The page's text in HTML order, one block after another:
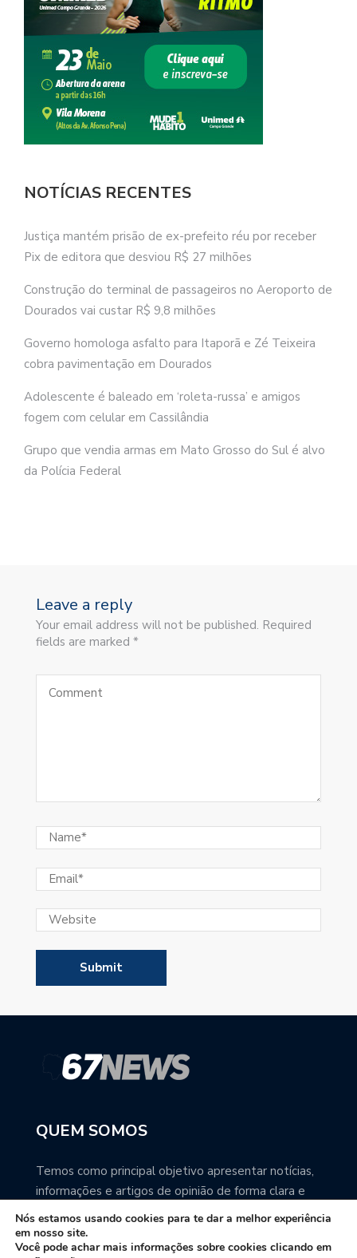
NOTÍCIAS RECENTES
Justiça mantém prisão de ex-prefeito réu por receber
Pix de editora que desviou R$ 27 milhões
Construção do terminal de passageiros no Aeroporto de
Dourados vai custar R$ 9,8 milhões
Governo homologa asfalto para Itaporã e Zé Teixeira
cobra pavimentação em Dourados
Adolescente é baleado em ‘roleta-russa’ e amigos
fogem com celular em Cassilândia
Grupo que vendia armas em Mato Grosso do Sul é alvo
da Polícia Federal
Leave a reply
Your email address will not be published. Required
fields are marked *
QUEM SOMOS
Temos como principal objetivo apresentar notícias,
informações e artigos de opinião de forma clara e
precisa. Você pode ter a total certeza que o
67NEWS é uma excelente fonte de informação
sobre Mato Grosso do Sul.
Nós estamos usando cookies para te dar a melhor experiência
em nosso site.
Você pode achar mais informações sobre cookies clicando em